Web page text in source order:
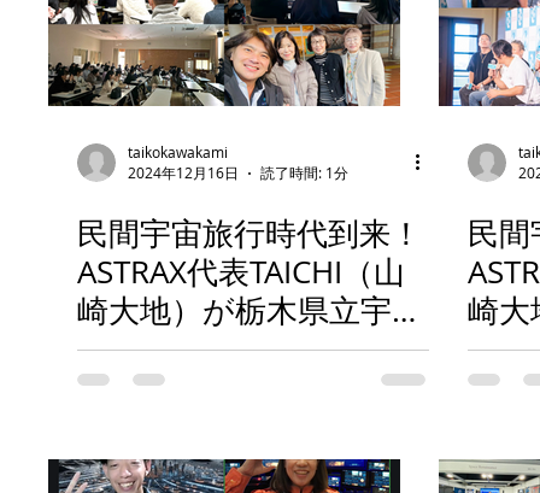
taikokawakami
2024年12月16日
読了時間: 1分
民間宇宙旅行時代到来！
ASTRAX代表TAICHI（山
崎大地）が栃木県立宇都
宮女子高等学校で「夢の
宇宙旅行時代の到来！宇
へ！」と題して講演！
民
崎大
の
さ
登壇